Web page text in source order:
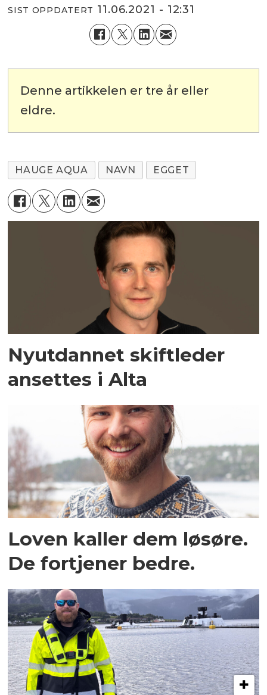
SIST OPPDATERT 11.06.2021 - 12:31
Denne artikkelen er tre år eller
eldre.
HAUGE AQUA NAVN EGGET
Nyutdannet skiftleder
ansettes i Alta
Loven kaller dem løsøre.
De fortjener bedre.